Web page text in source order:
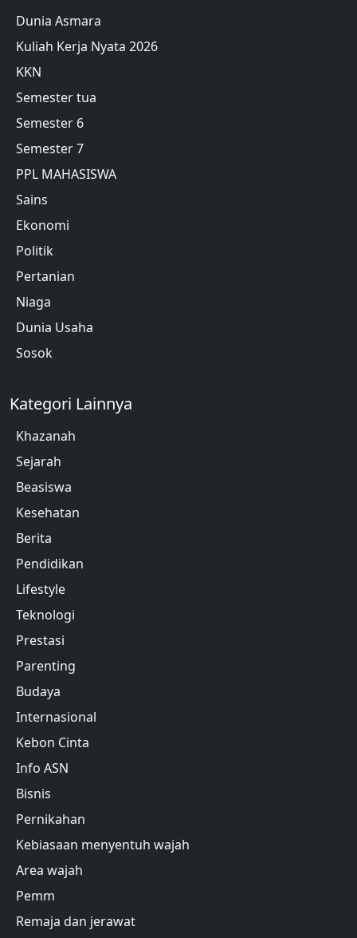
Dunia Asmara
Kuliah Kerja Nyata 2026
KKN
Semester tua
Semester 6
Semester 7
PPL MAHASISWA
Sains
Ekonomi
Politik
Pertanian
Niaga
Dunia Usaha
Sosok
Kategori Lainnya
Khazanah
Sejarah
Beasiswa
Kesehatan
Berita
Pendidikan
Lifestyle
Teknologi
Prestasi
Parenting
Budaya
Internasional
Kebon Cinta
Info ASN
Bisnis
Pernikahan
Kebiasaan menyentuh wajah
Area wajah
Pemm
Remaja dan jerawat